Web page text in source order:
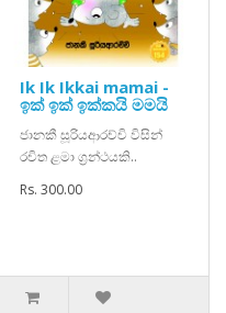
Ik Ik Ikkai mamai -
ඉක් ඉක් ඉක්කයි මමයි
ජානකී සූරියආරච්චි විසින්
රචිත ළමා ග්‍රන්ථයකි..
Rs. 300.00